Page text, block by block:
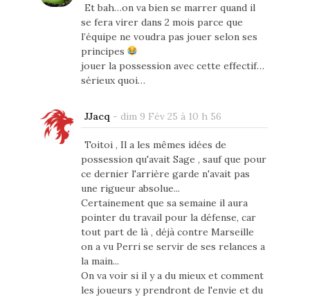
Et bah…on va bien se marrer quand il
se fera virer dans 2 mois parce que
l’équipe ne voudra pas jouer selon ses
principes
jouer la possession avec cette effectif…
sérieux quoi…
JJacq - dim 9 Fév 25 à 10 h 56
Toitoi , Il a les mêmes idées de
possession qu'avait Sage , sauf que pour
ce dernier l'arrière garde n'avait pas
une rigueur absolue...
Certainement que sa semaine il aura
pointer du travail pour la défense, car
tout part de là , déjà contre Marseille
on a vu Perri se servir de ses relances a
la main...
On va voir si il y a du mieux et comment
les joueurs y prendront de l'envie et du